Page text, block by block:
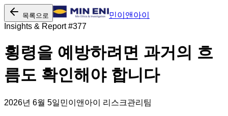
목록으로
민이앤아이
Insights & Report #377
횡령을 예방하려면 과거의 흐
름도 확인해야 합니다
2026년 6월 5일민이앤아이 리스크관리팀